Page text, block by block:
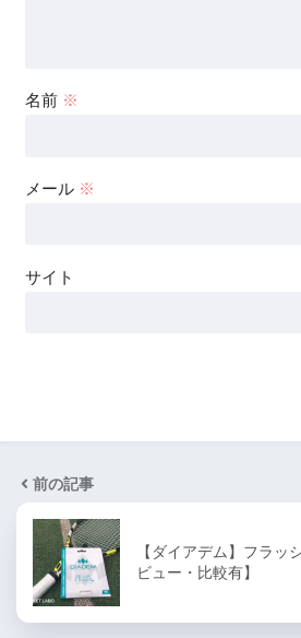
名前 ※
メール ※
サイト
前の記事
【ダイアデム】フラッ
ビュー・比較有】